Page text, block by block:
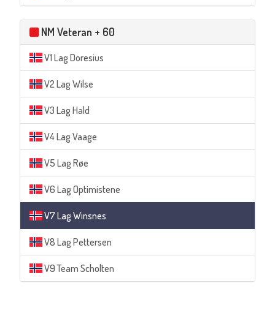
NM Veteran + 60
V1 Lag Doresius
V2 Lag Wilse
V3 Lag Hald
V4 Lag Vaage
V5 Lag Røe
V6 Lag Optimistene
V7 Lag Winsnes
V8 Lag Pettersen
V9 Team Scholten